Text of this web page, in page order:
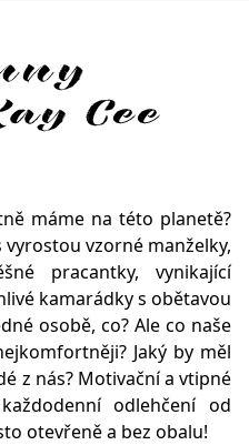
máme na této planetě?
vyrostou vzorné manželky,
pracantky, vynikající
kamarádky s obětavou
osobě, co? Ale co naše
Jaký by měl
z nás? Motivační a vtipné
odlehčení od
otevřeně a bez obalu!